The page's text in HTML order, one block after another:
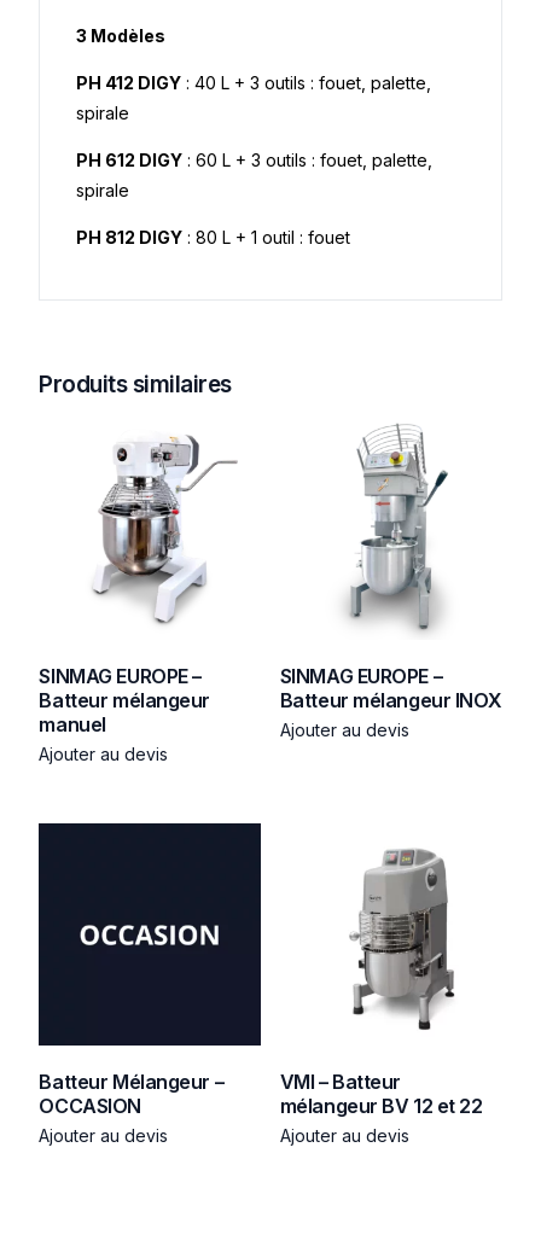
3 Modèles
PH 412 DIGY : 40 L + 3 outils : fouet, palette,
spirale
PH 612 DIGY : 60 L + 3 outils : fouet, palette,
spirale
PH 812 DIGY : 80 L + 1 outil : fouet
Produits similaires
SINMAG EUROPE –
Batteur mélangeur
manuel
Ajouter au devis
SINMAG EUROPE –
Batteur mélangeur INOX
Ajouter au devis
Batteur Mélangeur –
OCCASION
Ajouter au devis
VMI – Batteur
mélangeur BV 12 et 22
Ajouter au devis